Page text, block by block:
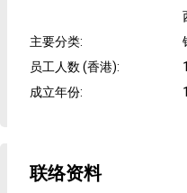
主要分类:
员工人数 (香港):
成立年份:
联络资料